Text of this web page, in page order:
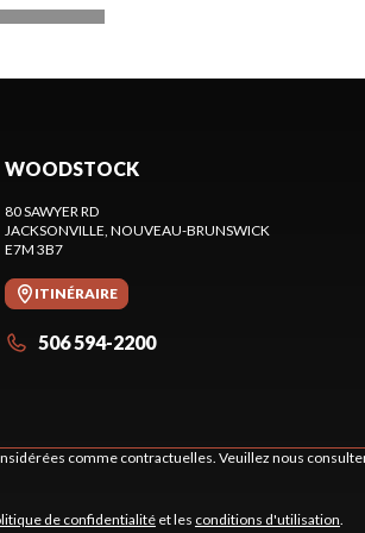
WOODSTOCK
80 SAWYER RD
JACKSONVILLE, NOUVEAU-BRUNSWICK
E7M 3B7
ITINÉRAIRE
506 594-2200
comme contractuelles. Veuillez nous
de confidentialitéet les conditions d'utilisation.